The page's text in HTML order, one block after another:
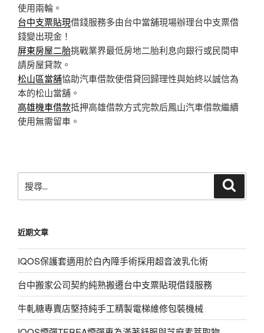
使用兩輪。
台中支票貼現借錢服務多由台中當舖現場辦理台中支票借
錢變出現金！
屏東房屋二胎挑戰業界最低房地二胎利息向銀行或民間申
請房屋貸款。
松山區當舖協助汽車借款使借貸回歸理性與始終以誠信為
本的松山當舖。
高雄機車借款抵押高雄借款方式完款后鳳山汽車借款繼續
使用無需留車。
尋
字:
近期文章
IQOS保護套適用於白內障手術採用超音波乳化術
台中搬家公司契約純熟搬遷台中支票貼現借錢服務
牛軋糖專賣店堅持純手工精製電梯維修包裝機械